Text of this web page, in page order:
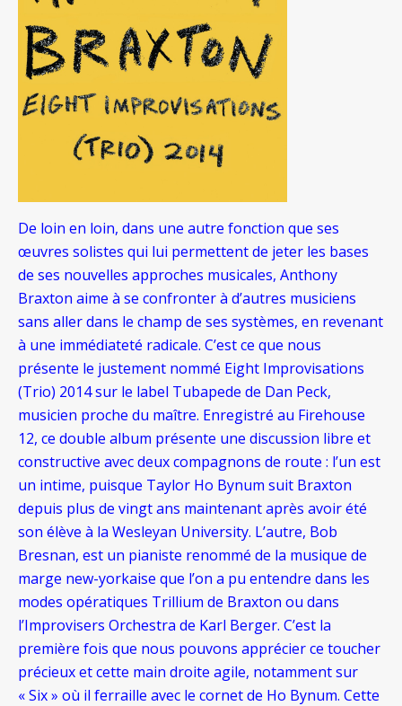
De loin en loin, dans une autre fonction que ses
œuvres solistes qui lui permettent de jeter les bases
de ses nouvelles approches musicales, Anthony
Braxton aime à se confronter à d’autres musiciens
sans aller dans le champ de ses systèmes, en revenant
à une immédiateté radicale. C’est ce que nous
présente le justement nommé Eight Improvisations
(Trio) 2014 sur le label Tubapede de Dan Peck,
musicien proche du maître. Enregistré au Firehouse
12, ce double album présente une discussion libre et
constructive avec deux compagnons de route : l’un est
un intime, puisque Taylor Ho Bynum suit Braxton
depuis plus de vingt ans maintenant après avoir été
son élève à la Wesleyan University. L’autre, Bob
Bresnan, est un pianiste renommé de la musique de
marge new-yorkaise que l’on a pu entendre dans les
modes opératiques Trillium de Braxton ou dans
l’Improvisers Orchestra de Karl Berger. C’est la
première fois que nous pouvons apprécier ce toucher
précieux et cette main droite agile, notamment sur
« Six » où il ferraille avec le cornet de Ho Bynum. Cette